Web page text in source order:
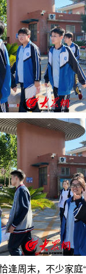
周末，不少家庭“